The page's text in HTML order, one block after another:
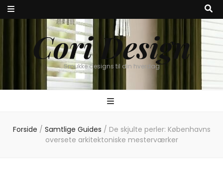
Cori Design
Smukke designs til din hverdag
Forside / Samtlige Guides / De skjulte perler: Københavns
oversete arkitektoniske mesterværker